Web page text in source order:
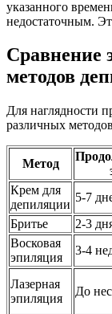
указанного
недостаточным.
Сравнение
методов
Для наглядности
различных
Метод
Крем для
депиляции
5-7
Бритье
2-3
Восковая
эпиляция
3-4
Лазерная
эпиляция
До